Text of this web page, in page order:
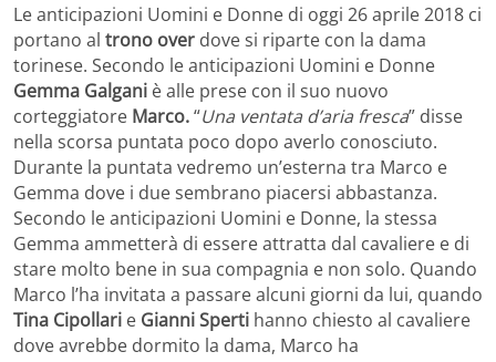
Le anticipazioni Uomini e Donne di oggi 26 aprile 2018 ci
portano al trono over dove si riparte con la dama
torinese. Secondo le anticipazioni Uomini e Donne
Gemma Galgani è alle prese con il suo nuovo
corteggiatore Marco.“Una ventata d’aria fresca” disse
nella scorsa puntata poco dopo averlo conosciuto.
Durante la puntata vedremo un’esterna tra Marco e
Gemma dove i due sembrano piacersi abbastanza.
Secondo le anticipazioni Uomini e Donne, la stessa
Gemma ammetterà di essere attratta dal cavaliere e di
stare molto bene in sua compagnia e non solo. Quando
Marco l’ha invitata a passare alcuni giorni da lui, quando
Tina Cipollari e Gianni Sperti hanno chiesto al cavaliere
dove avrebbe dormito la dama, Marco ha